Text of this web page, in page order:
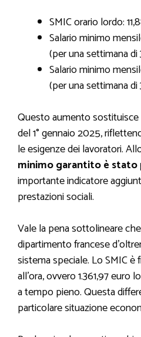
SMIC orario lordo:
Salario minimo
(per una settimana di
Salario minimo
(per una settimana di
Questo aumento
del 1° gennaio 2025,
le esigenze dei lavoratori.
minimo garantito è stato
importante indicatore
prestazioni sociali.
Vale la pena sottolineare
dipartimento francese
sistema speciale. Lo SMIC
all’ora, ovvero 1.361,97 euro
a tempo pieno. Questa
particolare situazione